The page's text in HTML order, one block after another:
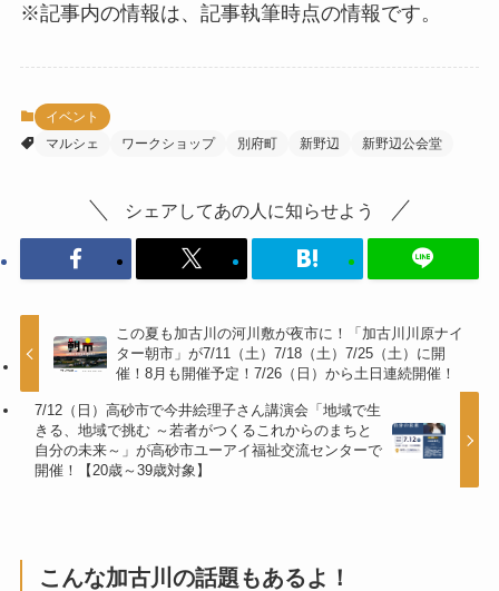
※記事内の情報は、記事執筆時点の情報です。
イベント
マルシェ
ワークショップ 別府町 新野辺 新野辺公会堂
シェアしてあの人に知らせよう
この夏も加古川の河川敷が夜市に！「加古川川原ナイ
ター朝市」が7/11（土）7/18（土）7/25（土）に開
催！8月も開催予定！7/26（日）から土日連続開催！
7/12（日）高砂市で今井絵理子さん講演会「地域で生
きる、地域で挑む ～若者がつくるこれからのまちと
自分の未来～」が高砂市ユーアイ福祉交流センターで
開催！【20歳～39歳対象】
こんな加古川の話題もあるよ！